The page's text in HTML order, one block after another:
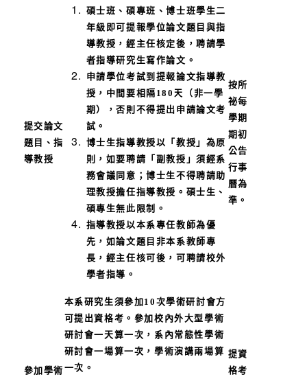
提交論文
題目、指
導教授
碩士班、碩專班、博士班學生二
年級即可提報學位論文題目與指
導教授，經主任核定後，聘請學
者指導研究生寫作論文。
申請學位考試到提報論文指導教
授，中間要相隔180天（非一學
期），否則不得提出申請論文考
試。
博士生指導教授以「教授」為原
則，如要聘請「副教授」須經系
務會議同意；博士生不得聘請助
理教授擔任指導教授。碩士生、
碩專生無此限制。
指導教授以本系專任教師為優
先，如論文題目非本系教師專
長，經主任核可後，可聘請校外
學者指導。
按所
祕每
學期
期初
公告
行事
曆為
準。
參加學術
本系研究生須參加10次學術研討會方
可提出資格考。參加校內外大型學術
研討會一天算一次，系內常態性學術
研討會一場算一次，學術演講兩場算
一次。
提資
格考